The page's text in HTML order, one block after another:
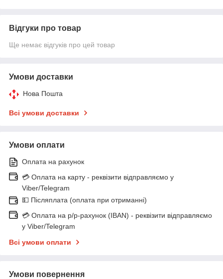
Відгуки про товар
Ще немає відгуків про цей товар
Умови доставки
Нова Пошта
Всі умови доставки
Умови оплати
Оплата на рахунок
💳 Оплата на карту - реквізити відправляємо у
Viber/Telegram
💵 Післяплата (оплата при отриманні)
💳 Оплата на р/р-рахунок (IBAN) - реквізити відправляємо
у Viber/Telegram
Всі умови оплати
Умови повернення